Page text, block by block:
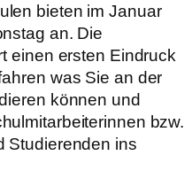
bieten im Januar
an. Die
einen ersten Eindruck
was Sie an der
können und
bzw.
Studierenden ins